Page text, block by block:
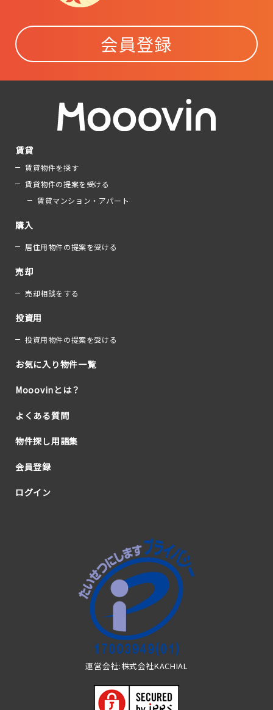
会員登録
賃貸
賃貸物件を探す
賃貸物件の提案を受ける
賃貸マンション・アパート
購入
居住用物件の提案を受ける
売却
売却相談をする
投資用
投資用物件の提案を受ける
お気に入り物件一覧
Mooovinとは？
よくある質問
物件探し用語集
会員登録
ログイン
運営会社:株式会社KACHIAL